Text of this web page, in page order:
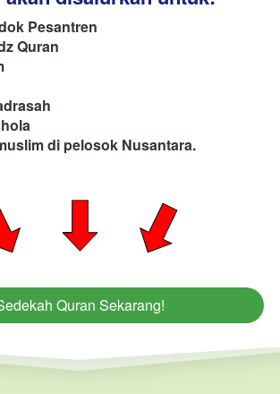
Pesantren
Quran
di pelosok Nusantara.
Quran Sekarang!